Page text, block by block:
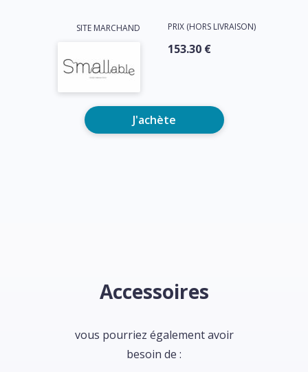
SITE MARCHAND PRIX (HORS LIVRAISON)
153.30 €
J'achète
Accessoires
vous pourriez également avoir
besoin de :